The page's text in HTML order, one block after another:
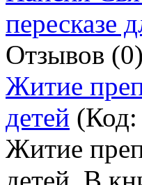
Отзывов (0)
Житие
детей (Код:
Житие